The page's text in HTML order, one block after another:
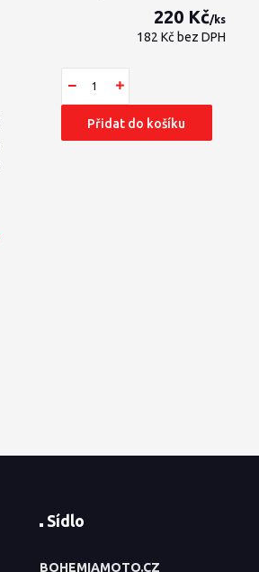
220 Kč/ks
182 Kč bez DPH
Přidat do košíku
Sídlo
BOHEMIAMOTO.CZ